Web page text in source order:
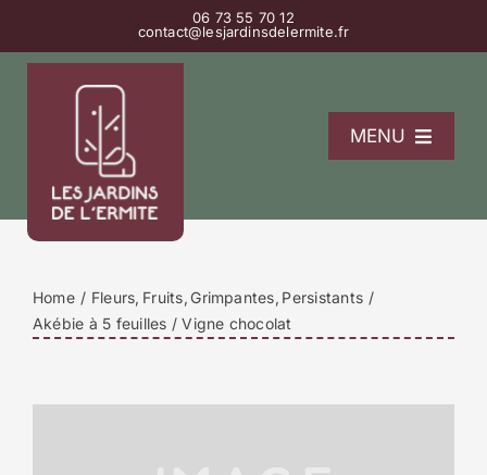
06 73 55 70 12
contact@lesjardinsdelermite.fr
MENU
La pépinière
Home Fleurs Fruits Grimpantes Persistants
Akébie à 5 feuilles / Vigne chocolat